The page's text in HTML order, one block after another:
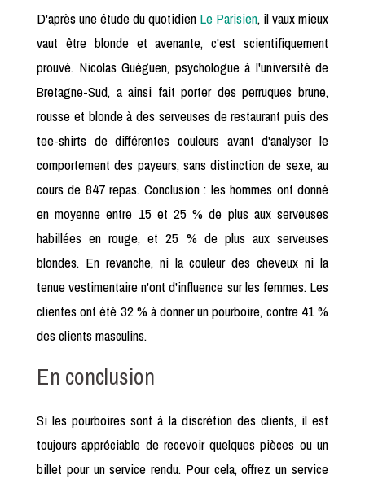
D'après une étude du quotidien Le Parisien, il vaux mieux
vaut être blonde et avenante, c'est scientifiquement
prouvé. Nicolas Guéguen, psychologue à l'université de
Bretagne-Sud, a ainsi fait porter des perruques brune,
rousse et blonde à des serveuses de restaurant puis des
tee-shirts de différentes couleurs avant d'analyser le
comportement des payeurs, sans distinction de sexe, au
cours de 847 repas. Conclusion : les hommes ont donné
en moyenne entre 15 et 25 % de plus aux serveuses
habillées en rouge, et 25 % de plus aux serveuses
blondes. En revanche, ni la couleur des cheveux ni la
tenue vestimentaire n'ont d'influence sur les femmes. Les
clientes ont été 32 % à donner un pourboire, contre 41 %
des clients masculins.
En conclusion
Si les pourboires sont à la discrétion des clients, il est
toujours appréciable de recevoir quelques pièces ou un
billet pour un service rendu. Pour cela, offrez un service